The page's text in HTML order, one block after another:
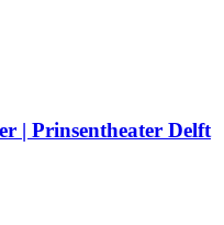
| Prinsentheater Delft